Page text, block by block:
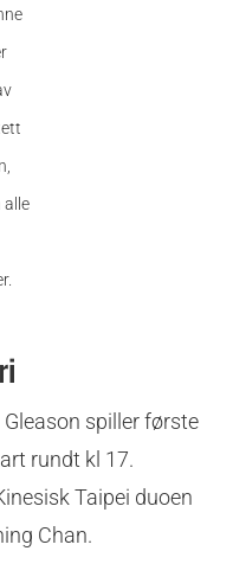
alle
spiller første
rundt kl 17.
Taipei duoen
Chan.